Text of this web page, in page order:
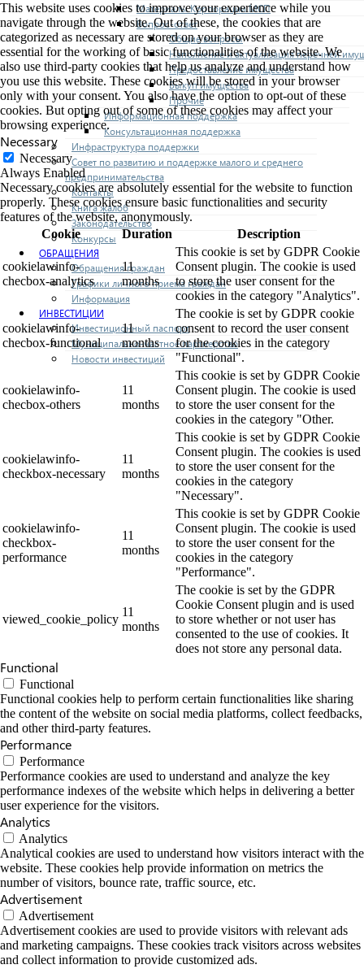
Материалы Корпорации МСП
Вопрос-ответ
Общие вопросы
Наполнение и актуализация перечней
Предоставление имущества
Выкуп имущества
Прочие
Информационная поддержка
Консультационная поддержка
Инфраструктура поддержки
Совет по развитию и поддержке малого и среднего
предпринимательства
Контакты
Книга жалоб
Законодательство
Конкурсы
ОБРАЩЕНИЯ
Обращения граждан
Графики личного приема граждан
Информация
ИНВЕСТИЦИИ
Инвестиционный паспорт
Муниципально-частное партнерство
Новости инвестиций
This website uses cookies to improve your experience while you
navigate through the website. Out of these, the cookies that are
categorized as necessary are stored on your browser as they are
essential for the working of basic functionalities of the website. We
also use third-party cookies that help us analyze and understand how
you use this website. These cookies will be stored in your browser
only with your consent. You also have the option to opt-out of these
cookies. But opting out of some of these cookies may affect your
browsing experience.
Necessary
Necessary
Always Enabled
Necessary cookies are absolutely essential for the website to function
properly. These cookies ensure basic functionalities and security
features of the website, anonymously.
Cookie
Duration Description
cookielawinfo-
checbox-analytics
11
months
This cookie is set by GDPR Cookie
Consent plugin. The cookie is used
to store the user consent for the
cookies in the category "Analytics".
cookielawinfo-
checbox-functional
11
months
The cookie is set by GDPR cookie
consent to record the user consent
for the cookies in the category
"Functional".
cookielawinfo-
checbox-others
11
months
This cookie is set by GDPR Cookie
Consent plugin. The cookie is used
to store the user consent for the
cookies in the category "Other.
cookielawinfo-
checkbox-necessary
11
months
This cookie is set by GDPR Cookie
Consent plugin. The cookies is used
to store the user consent for the
cookies in the category
"Necessary".
cookielawinfo-
checkbox-
performance
11
months
This cookie is set by GDPR Cookie
Consent plugin. The cookie is used
to store the user consent for the
cookies in the category
"Performance".
viewed_cookie_policy
11
months
The cookie is set by the GDPR
Cookie Consent plugin and is used
to store whether or not user has
consented to the use of cookies. It
does not store any personal data.
Functional
Functional
Functional cookies help to perform certain functionalities like sharing
the content of the website on social media platforms, collect feedbacks,
and other third-party features.
Performance
Performance
Performance cookies are used to understand and analyze the key
performance indexes of the website which helps in delivering a better
user experience for the visitors.
Analytics
Analytics
Analytical cookies are used to understand how visitors interact with the
website. These cookies help provide information on metrics the
number of visitors, bounce rate, traffic source, etc.
Advertisement
Advertisement
Advertisement cookies are used to provide visitors with relevant ads
and marketing campaigns. These cookies track visitors across websites
and collect information to provide customized ads.